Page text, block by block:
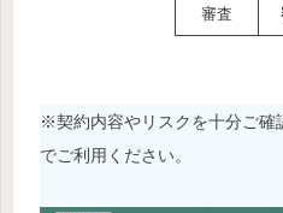
審査
※契約内容やリスクを十分ご確
でご利用ください。